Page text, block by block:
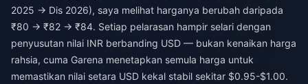
2025 → Dis 2026), saya melihat harganya berubah daripada
₹80 → ₹82 → ₹84. Setiap pelarasan hampir selari dengan
penyusutan nilai INR berbanding USD — bukan kenaikan harga
rahsia, cuma Garena menetapkan semula harga untuk
memastikan nilai setara USD kekal stabil sekitar $0.95-$1.00.